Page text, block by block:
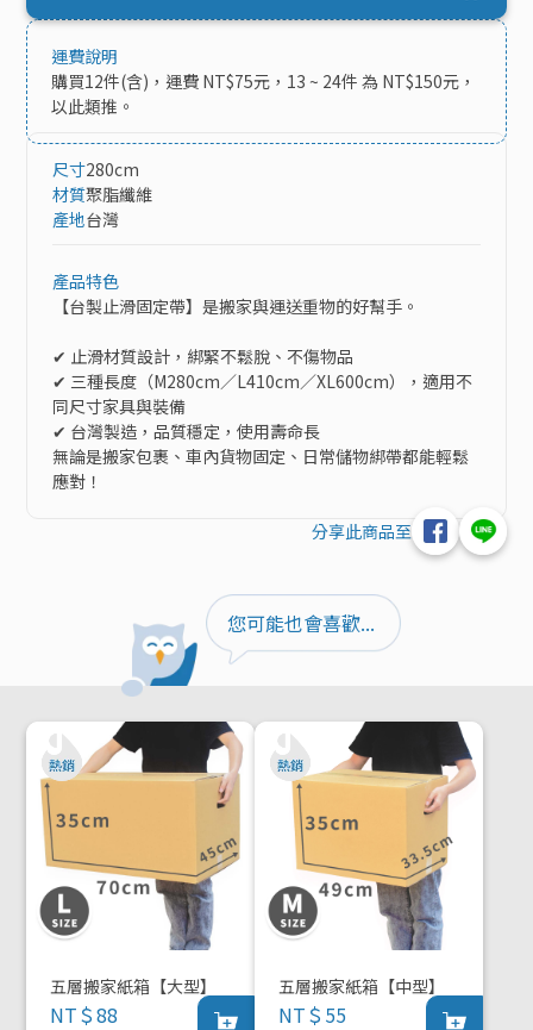
運費說明
購買12件(含)，運費 NT$75元，13 ~ 24件 為 NT$150元，
以此類推。
尺寸280cm
材質聚脂纖維
產地台灣
產品特色
【台製止滑固定帶】是搬家與運送重物的好幫手。
✔ 止滑材質設計，綁緊不鬆脫、不傷物品
✔ 三種長度（M280cm／L410cm／XL600cm），適用不
同尺寸家具與裝備
✔ 台灣製造，品質穩定，使用壽命長
無論是搬家包裹、車內貨物固定、日常儲物綁帶都能輕鬆
應對！
分享此商品至
您可能也會喜歡...
五層搬家紙箱【大型】
NT＄88
五層搬家紙箱【中型】
NT＄55